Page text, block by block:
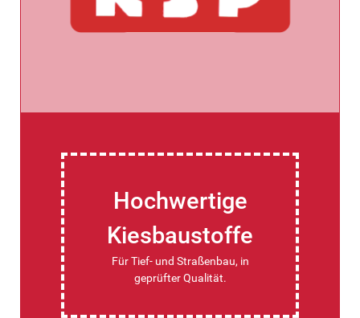
Hochwertige
Kiesbaustoffe
Für Tief- und Straßenbau, in
geprüfter Qualität.